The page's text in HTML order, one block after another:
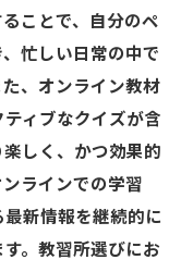
ことで、自分のペ
忙しい日常の中で
、オンライン教材
ィブなクイズが含
しく、かつ効果的
ラインでの学習
新情報を継続的に
。教習所選びにお